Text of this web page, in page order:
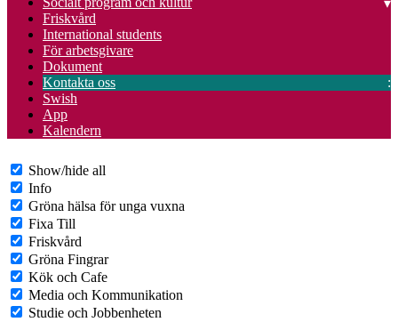
Friskvård
International students
För arbetsgivare
Dokument
Kontakta oss
Swish
App
Kalendern
Show/hide all
Info
Gröna hälsa för unga vuxna
Fixa Till
Friskvård
Gröna Fingrar
Kök och Cafe
Media och Kommunikation
Studie och Jobbenheten